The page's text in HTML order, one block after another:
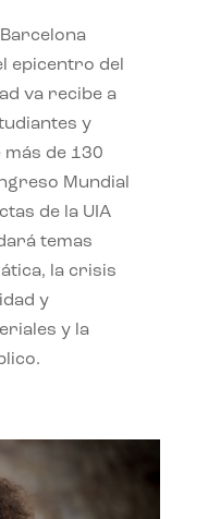
epicentro del
va recibe a
y
de 130
Mundial
de la UIA
temas
la crisis
y
y la